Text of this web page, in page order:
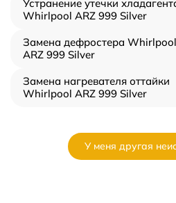
Устранение утечки
Whirlpool ARZ 999 Silver
Замена дефростера Whirlpool
ARZ 999 Silver
Замена нагревателя оттайки
Whirlpool ARZ 999 Silver
У меня другая